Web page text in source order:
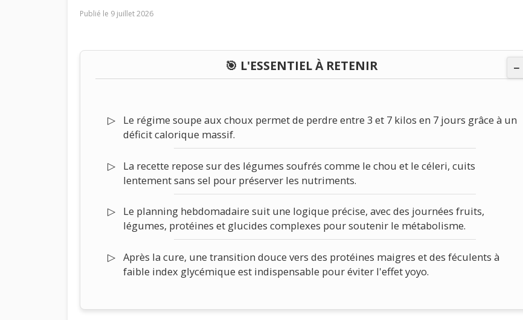
Publié le 9 juillet 2026
🎯 L'ESSENTIEL À RETENIR −
Le régime soupe aux choux permet de perdre entre 3 et 7 kilos en 7 jours grâce à un
déficit calorique massif.
La recette repose sur des légumes soufrés comme le chou et le céleri, cuits
lentement sans sel pour préserver les nutriments.
Le planning hebdomadaire suit une logique précise, avec des journées fruits,
légumes, protéines et glucides complexes pour soutenir le métabolisme.
Après la cure, une transition douce vers des protéines maigres et des féculents à
faible index glycémique est indispensable pour éviter l'effet yoyo.